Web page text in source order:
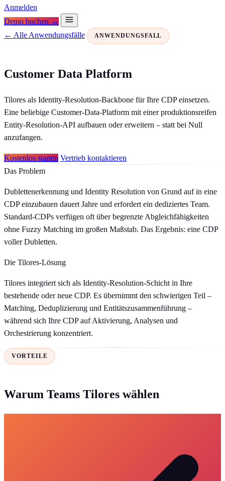
Anmelden
Demo buchen →
← Alle Anwendungsfälle
ANWENDUNGSFALL
Customer Data Platform
Tilores als Identity-Resolution-Backbone für Ihre CDP einsetzen.
Eine beliebige Customer-Data-Platform mit einer produktionsreifen
Entity-Resolution-API aufbauen oder erweitern – statt bei Null
anzufangen.
Kostenlos starten Vertrieb kontaktieren
Das Problem
Dublettenerkennung und Identity Resolution von Grund auf in eine
CDP einzubauen dauert Jahre und erfordert ein dediziertes Team.
Standard-CDPs verfügen oft über begrenzte Abgleichfähigkeiten
ohne Fuzzy Matching im großen Maßstab. Das Ergebnis: eine CDP
voller Dubletten.
Die Tilores-Lösung
Tilores integriert sich als Identity-Resolution-Schicht in Ihre
bestehende oder neue CDP. Es übernimmt den schwierigen Teil –
Matching, Deduplizierung und Entitätszusammenführung –
während sich Ihre CDP auf Aktivierung, Analysen und
Orchestrierung konzentriert.
VORTEILE
Warum Teams Tilores wählen